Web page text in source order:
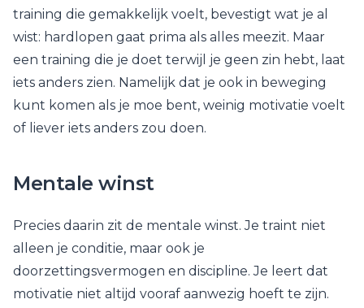
training die gemakkelijk voelt, bevestigt wat je al
wist: hardlopen gaat prima als alles meezit. Maar
een training die je doet terwijl je geen zin hebt, laat
iets anders zien. Namelijk dat je ook in beweging
kunt komen als je moe bent, weinig motivatie voelt
of liever iets anders zou doen.
Mentale winst
Precies daarin zit de mentale winst. Je traint niet
alleen je conditie, maar ook je
doorzettingsvermogen en discipline. Je leert dat
motivatie niet altijd vooraf aanwezig hoeft te zijn.